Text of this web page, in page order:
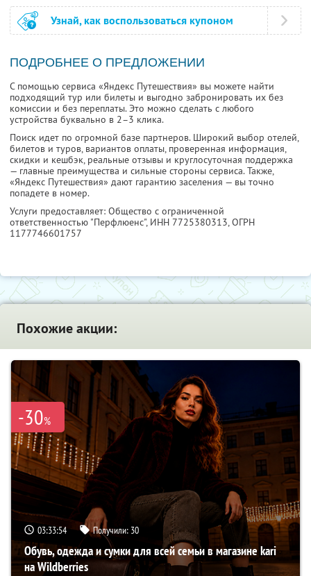
Узнай, как воспользоваться купоном
ПОДРОБНЕЕ О ПРЕДЛОЖЕНИИ
С помощью сервиса «Яндекс Путешествия» вы можете найти
подходящий тур или билеты и выгодно забронировать их без
комиссии и без переплаты. Это можно сделать с любого
устройства буквально в 2–3 клика.
Поиск идет по огромной базе партнеров. Широкий выбор отелей,
билетов и туров, вариантов оплаты, проверенная информация,
скидки и кешбэк, реальные отзывы и круглосуточная поддержка
— главные преимущества и сильные стороны сервиса. Также,
«Яндекс Путешествия» дают гарантию заселения — вы точно
попадете в номер.
Услуги предоставляет: Общество с ограниченной
ответственностью "Перфлюенс", ИНН 7725380313, ОГРН
1177746601757
Похожие акции:
-30%
03:33:53 Получили: 30
Обувь, одежда и сумки для всей семьи в магазине kari
на Wildberries